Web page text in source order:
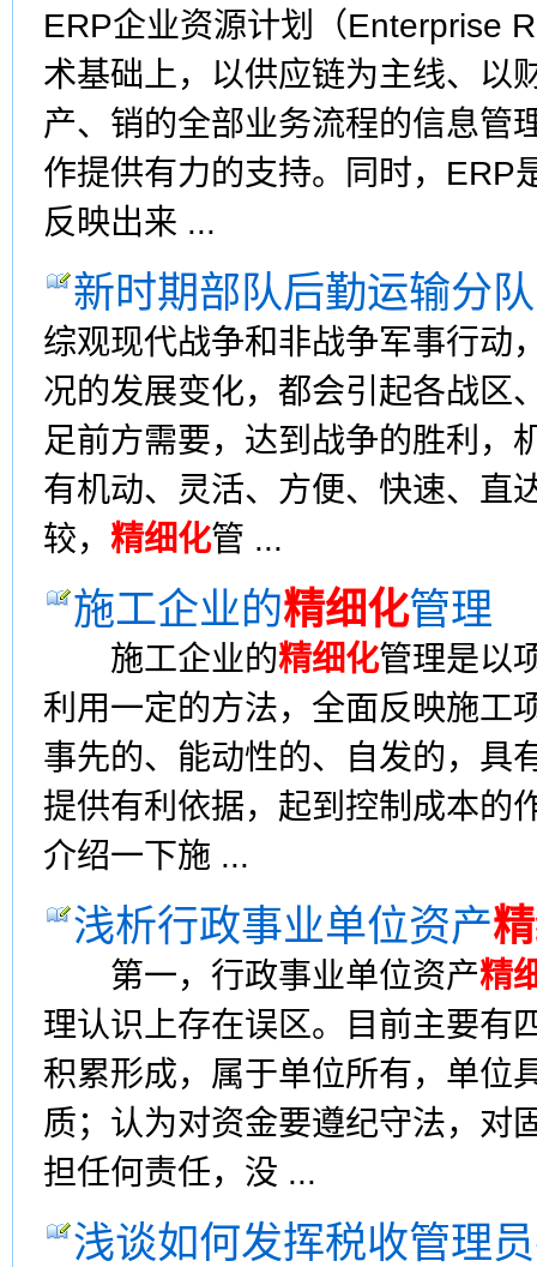
ERP企业资源计划（Enterprise
术基础上，以供应链为主线、以
产、销的全部业务流程的信息管
作提供有力的支持。同时，ERP
反映出来 ...
新时期部队后勤运输分
综观现代战争和非战争军事行动
况的发展变化，都会引起各战区
足前方需要，达到战争的胜利，
有机动、灵活、方便、快速、直
较， 精细化管 ...
施工企业的精细化管理
施工企业的精细化管理是以
利用一定的方法，全面反映施工
事先的、能动性的、自发的，具
提供有利依据，起到控制成本的
介绍一下施 ...
浅析行政事业单位资产
第一，行政事业单位资产精
理认识上存在误区。目前主要有
积累形成，属于单位所有，单位
质；认为对资金要遵纪守法，对
担任何责任，没 ...
浅谈如何发挥税收管理